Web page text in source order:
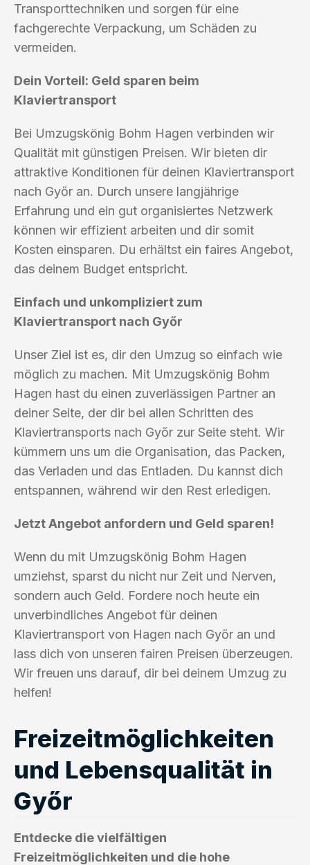
Transporttechniken und sorgen für eine
fachgerechte Verpackung, um Schäden zu
vermeiden.
Dein Vorteil: Geld sparen beim
Klaviertransport
Bei Umzugskönig Bohm Hagen verbinden wir
Qualität mit günstigen Preisen. Wir bieten dir
attraktive Konditionen für deinen Klaviertransport
nach Győr an. Durch unsere langjährige
Erfahrung und ein gut organisiertes Netzwerk
können wir effizient arbeiten und dir somit
Kosten einsparen. Du erhältst ein faires Angebot,
das deinem Budget entspricht.
Einfach und unkompliziert zum
Klaviertransport nach Győr
Unser Ziel ist es, dir den Umzug so einfach wie
möglich zu machen. Mit Umzugskönig Bohm
Hagen hast du einen zuverlässigen Partner an
deiner Seite, der dir bei allen Schritten des
Klaviertransports nach Győr zur Seite steht. Wir
kümmern uns um die Organisation, das Packen,
das Verladen und das Entladen. Du kannst dich
entspannen, während wir den Rest erledigen.
Jetzt Angebot anfordern und Geld sparen!
Wenn du mit Umzugskönig Bohm Hagen
umziehst, sparst du nicht nur Zeit und Nerven,
sondern auch Geld. Fordere noch heute ein
unverbindliches Angebot für deinen
Klaviertransport von Hagen nach Győr an und
lass dich von unseren fairen Preisen überzeugen.
Wir freuen uns darauf, dir bei deinem Umzug zu
helfen!
Freizeitmöglichkeiten
und Lebensqualität in
Győr
Entdecke die vielfältigen
Freizeitmöglichkeiten und die hohe